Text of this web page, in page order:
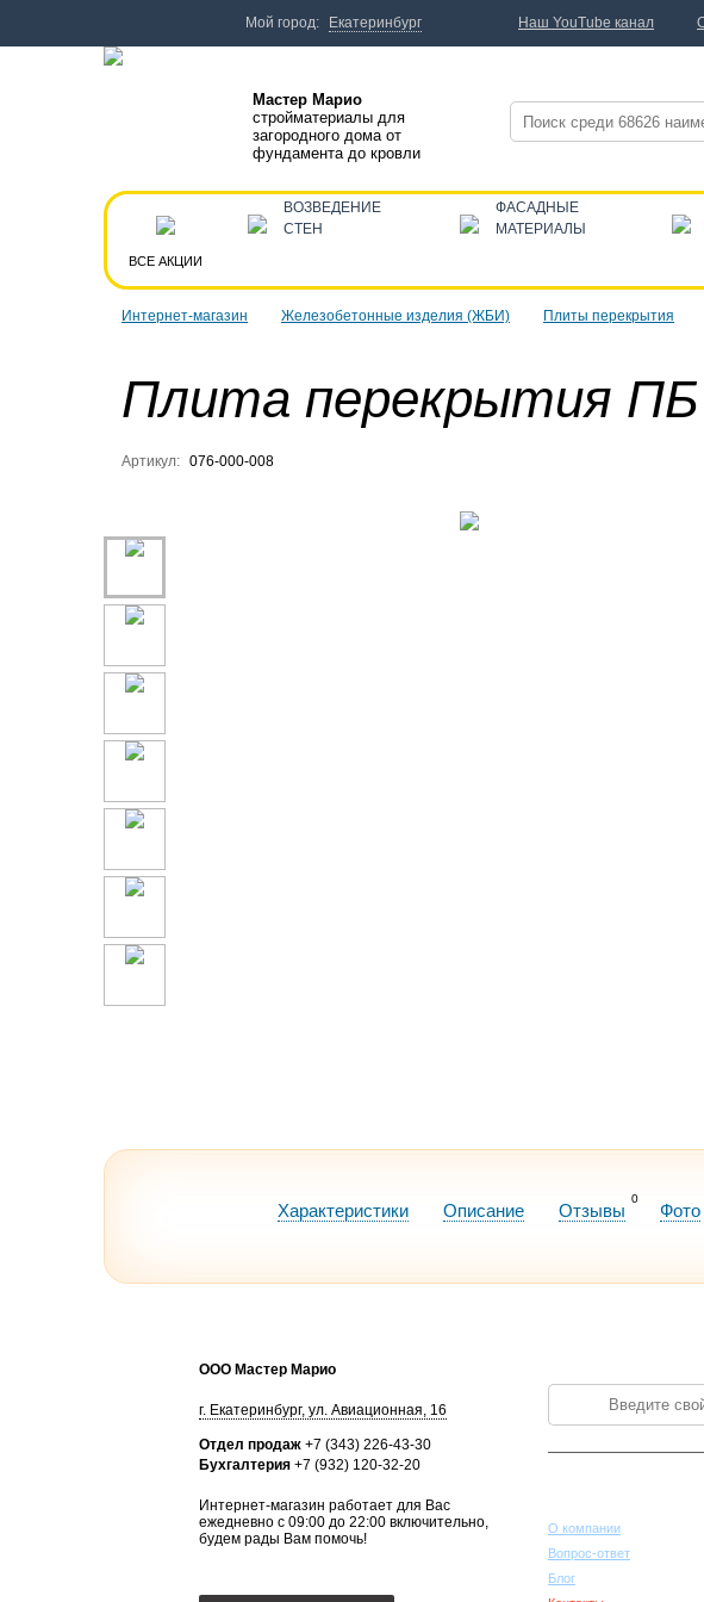
Интернет-магазин Железобетонные изделия (ЖБИ) Плиты перекрытия
Плита перекрытия ПБ
Артикул: 076-000-008
Характеристики Описание Отзывы
0
Фото
Мастер Марио
стройматериалы для
загородного дома от
фундамента до кровли
ВСЕ АКЦИИ
ВОЗВЕДЕНИЕ
СТЕН
ФАСАДНЫЕ
МАТЕРИАЛЫ
ООО Мастер Марио
г. Екатеринбург, ул. Авиационная, 16
Отдел продаж +7 (343) 226-43-30
Бухгалтерия +7 (932) 120-32-20
Интернет-магазин работает для Вас
ежедневно с 09:00 до 22:00 включительно,
будем рады Вам помочь!
О компании
Вопрос-ответ
Блог
Мой город: Екатеринбург Наш YouTube канал